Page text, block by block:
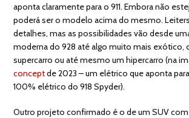
aponta claramente para o 911. Embora não
poderá ser o modelo acima do mesmo.
detalhes, mas as possibilidades vão desde
moderna do 928 até algo muito mais exótico,
supercarro ou até mesmo um hipercarro (na
conceptde 2023 – um elétrico que aponta
100% elétrico do 918 Spyder).
Outro projeto confirmado é o de um SUV